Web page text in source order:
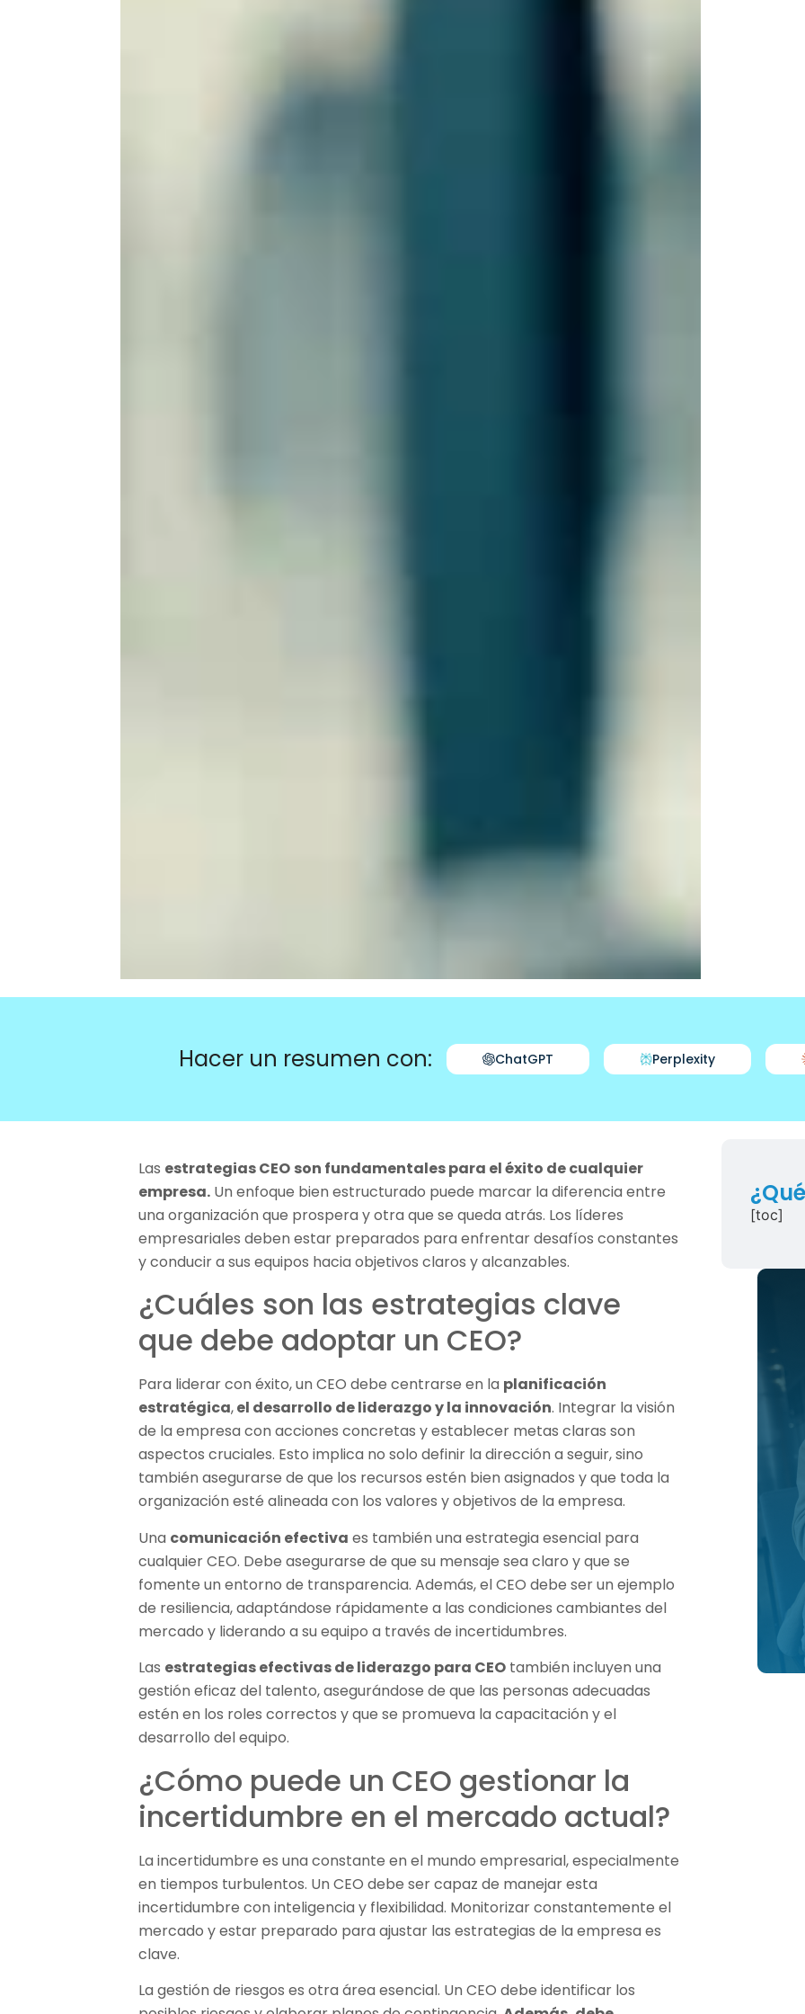
Hacer un resumen con: ChatGPT Perplexity
Las estrategias CEO son fundamentales para el éxito de cualquier
empresa. Un enfoque bien estructurado puede marcar la diferencia entre
una organización que prospera y otra que se queda atrás. Los líderes
empresariales deben estar preparados para enfrentar desafíos constantes
y conducir a sus equipos hacia objetivos claros y alcanzables.
¿Cuáles son las estrategias clave
que debe adoptar un CEO?
Para liderar con éxito, un CEO debe centrarse en la planificación
estratégica,el desarrollo de liderazgo y la innovación. Integrar la visión
de la empresa con acciones concretas y establecer metas claras son
aspectos cruciales. Esto implica no solo definir la dirección a seguir, sino
también asegurarse de que los recursos estén bien asignados y que toda la
organización esté alineada con los valores y objetivos de la empresa.
Una comunicación efectiva es también una estrategia esencial para
cualquier CEO. Debe asegurarse de que su mensaje sea claro y que se
fomente un entorno de transparencia. Además, el CEO debe ser un ejemplo
de resiliencia, adaptándose rápidamente a las condiciones cambiantes del
mercado y liderando a su equipo a través de incertidumbres.
Las estrategias efectivas de liderazgo para CEO también incluyen una
gestión eficaz del talento, asegurándose de que las personas adecuadas
estén en los roles correctos y que se promueva la capacitación y el
desarrollo del equipo.
¿Cómo puede un CEO gestionar la
incertidumbre en el mercado actual?
La incertidumbre es una constante en el mundo empresarial, especialmente
en tiempos turbulentos. Un CEO debe ser capaz de manejar esta
incertidumbre con inteligencia y flexibilidad. Monitorizar constantemente el
mercado y estar preparado para ajustar las estrategias de la empresa es
clave.
La gestión de riesgos es otra área esencial. Un CEO debe identificar los
[toc]